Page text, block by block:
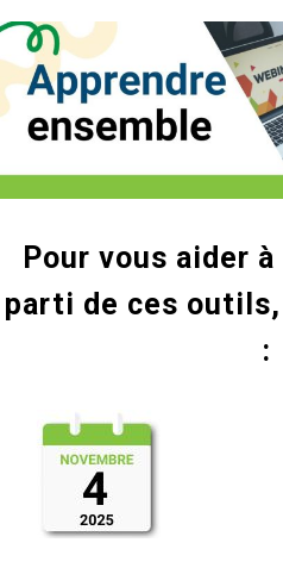
Pour vous aider
parti de ces outils,
: